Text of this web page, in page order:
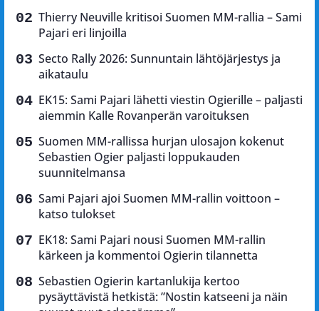
Thierry Neuville kritisoi Suomen MM-rallia – Sami
Pajari eri linjoilla
Secto Rally 2026: Sunnuntain lähtöjärjestys ja
aikataulu
EK15: Sami Pajari lähetti viestin Ogierille – paljasti
aiemmin Kalle Rovanperän varoituksen
Suomen MM-rallissa hurjan ulosajon kokenut
Sebastien Ogier paljasti loppukauden
suunnitelmansa
Sami Pajari ajoi Suomen MM-rallin voittoon –
katso tulokset
EK18: Sami Pajari nousi Suomen MM-rallin
kärkeen ja kommentoi Ogierin tilannetta
Sebastien Ogierin kartanlukija kertoo
pysäyttävistä hetkistä: ”Nostin katseeni ja näin